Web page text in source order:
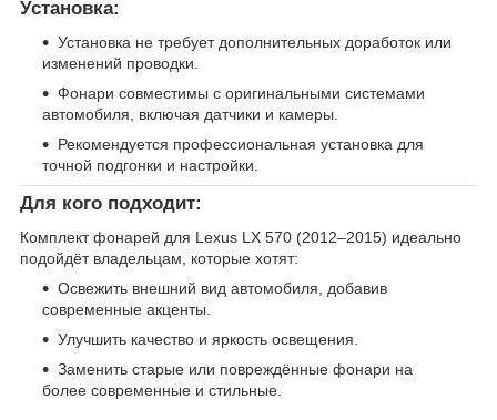
Установка:
Установка не требует дополнительных доработок или
изменений проводки.
Фонари совместимы с оригинальными системами
автомобиля, включая датчики и камеры.
Рекомендуется профессиональная установка для
точной подгонки и настройки.
Для кого подходит:
Комплект фонарей для Lexus LX 570 (2012–2015) идеально
подойдёт владельцам, которые хотят:
Освежить внешний вид автомобиля, добавив
современные акценты.
Улучшить качество и яркость освещения.
Заменить старые или повреждённые фонари на
более современные и стильные.